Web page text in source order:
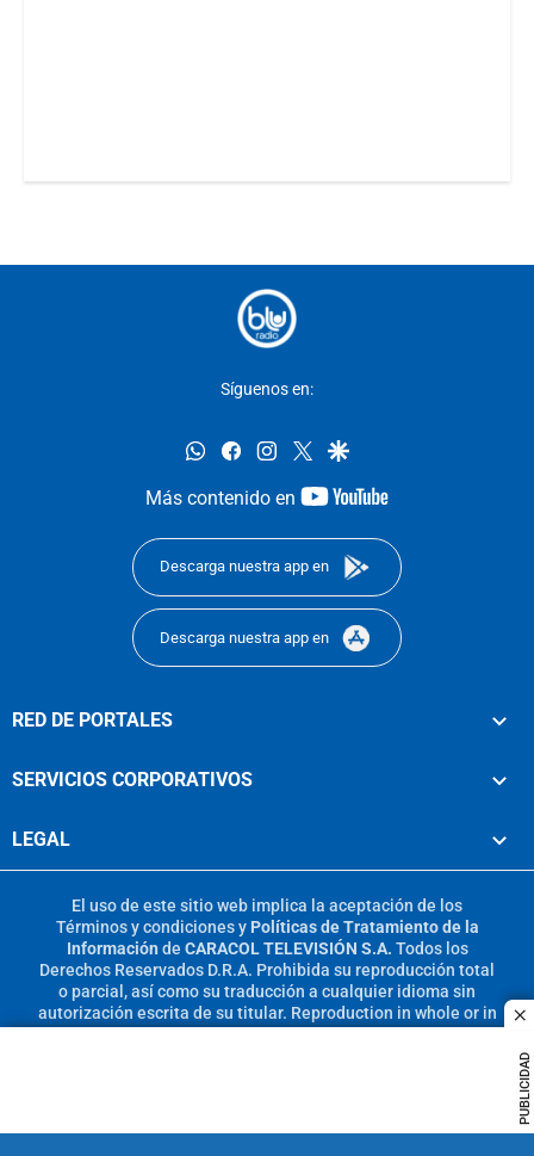
PUBLICIDAD
Síguenos en:
whatsappfacebookinstagram
twittergoogle
Más contenido en
youtube-
Descarga nuestra app en
Descarga nuestra app en
RED DE PORTALES
SERVICIOS CORPORATIVOS
LEGAL
El uso de este sitio web implica la aceptación de los
Términos y condicionesy Políticas de Tratamiento de la
Información de CARACOL TELEVISIÓN S.A. Todos los
Derechos Reservados D.R.A. Prohibida su reproducción total
o parcial, así como su traducción a cualquier idioma sin
autorización escrita de su titular. Reproduction in whole or in